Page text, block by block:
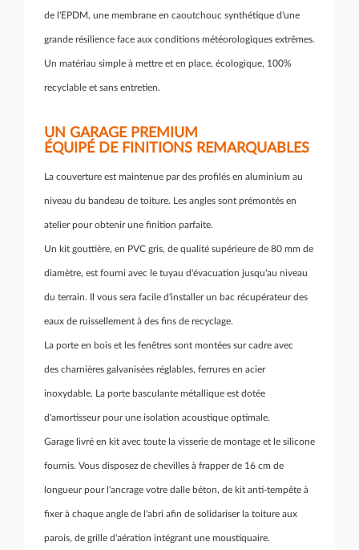
de l'EPDM, une membrane en caoutchouc synthétique d'une
grande résilience face aux conditions météorologiques extrêmes.
Un matériau simple à mettre et en place, écologique, 100%
recyclable et sans entretien.
UN GARAGE PREMIUM
ÉQUIPÉ DE FINITIONS REMARQUABLES
La couverture est maintenue par des profilés en aluminium au
niveau du bandeau de toiture. Les angles sont prémontés en
atelier pour obtenir une finition parfaite.
Un kit gouttière, en PVC gris, de qualité supérieure de 80 mm de
diamètre, est fourni avec le tuyau d'évacuation jusqu'au niveau
du terrain. Il vous sera facile d'installer un bac récupérateur des
eaux de ruissellement à des fins de recyclage.
La porte en bois et les fenêtres sont montées sur cadre avec
des charnières galvanisées réglables, ferrures en acier
inoxydable. La porte basculante métallique est dotée
d'amortisseur pour une isolation acoustique optimale.
Garage livré en kit avec toute la visserie de montage et le silicone
fournis. Vous disposez de chevilles à frapper de 16 cm de
longueur pour l'ancrage votre dalle béton, de kit anti-tempête à
fixer à chaque angle de l'abri afin de solidariser la toiture aux
parois, de grille d'aération intégrant une moustiquaire.